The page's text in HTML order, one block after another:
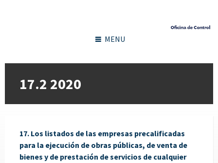
MENU
17.2 2020
17. Los listados de las empresas precalificadas
para la ejecución de obras públicas, de venta de
bienes y de prestación de servicios de cualquier